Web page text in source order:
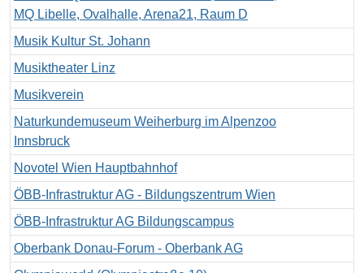
MQ Libelle, Ovalhalle, Arena21, Raum D
Musik Kultur St. Johann
Musiktheater Linz
Musikverein
Naturkundemuseum Weiherburg im Alpenzoo
Innsbruck
Novotel Wien Hauptbahnhof
ÖBB-Infrastruktur AG - Bildungszentrum Wien
ÖBB-Infrastruktur AG Bildungscampus
Oberbank Donau-Forum - Oberbank AG